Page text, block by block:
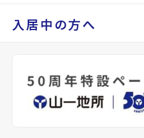
土地を探す
エリアから探す
事業用・投資用を探す
不動産を売却したい
相続相談をしたい
不動産に投資したい
会社概要・沿革
パーパス
CM紹介
社宅をお探しの方へ
レンタルオフィス
貸会議室
入居中の方へ
退去される方へ
※準備中 住まいのしおり